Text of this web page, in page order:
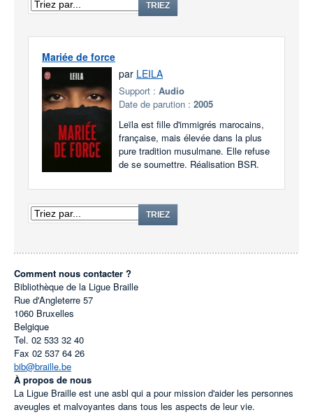
TRIEZ
Mariée de force
par LEILA
Support : Audio
Date de parution : 2005
Leïla est fille d'immigrés marocains,
française, mais élevée dans la plus
pure tradition musulmane. Elle refuse
de se soumettre. Réalisation BSR.
TRIEZ
Comment nous contacter ?
Bibliothèque de la Ligue Braille
Rue d'Angleterre 57
1060 Bruxelles
Belgique
Tel. 02 533 32 40
Fax 02 537 64 26
bib@braille.be
À propos de nous
La Ligue Braille est une asbl qui a pour mission d'aider les personnes
aveugles et malvoyantes dans tous les aspects de leur vie.